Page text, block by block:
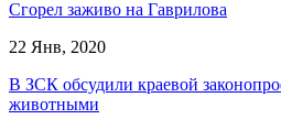
Сгорел заживо на Гаврилова
22 Янв, 2020
В ЗСК обсудили краевой
животными